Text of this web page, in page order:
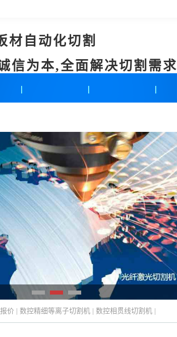
材自动化切割
信为本,全面解决切割需求
价 数控精细等离子切割机 数控相贯线切割机